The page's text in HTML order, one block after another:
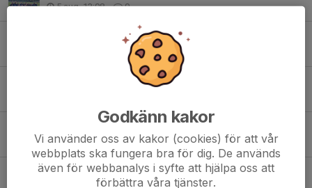
5 aug, 13:08 0
Välkommen Lea Stanojevic
0
21 jan, 23:08 2
Årets Pristagare - Damer Säsongen 2025
Godkänn kakor
Vi använder oss av kakor (cookies) för att vår
webbplats ska fungera bra för dig. De används
även för webbanalys i syfte att hjälpa oss att
förbättra våra tjänster.